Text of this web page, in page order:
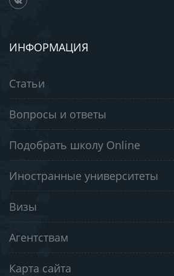
ИНФОРМАЦИЯ
Статьи
Вопросы и ответы
Подобрать школу Online
Иностранные университеты
Визы
Агентствам
Карта сайта